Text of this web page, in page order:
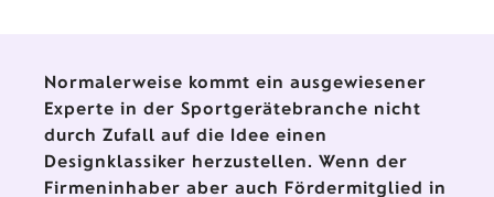
Normalerweise kommt ein ausgewiesener
Experte in der Sportgerätebranche nicht
durch Zufall auf die Idee einen
Designklassiker herzustellen. Wenn der
Firmeninhaber aber auch Fördermitglied in